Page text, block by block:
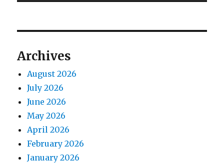
Archives
August 2026
July 2026
June 2026
May 2026
April 2026
February 2026
January 2026